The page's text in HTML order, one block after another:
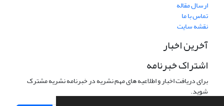
ارسال مقاله
تماس با ما
نقشه سایت
آخرین اخبار
اشتراک خبرنامه
برای دریافت اخبار و اطلاعیه های مهم نشریه در خبرنامه نشریه مشترک
شوید.